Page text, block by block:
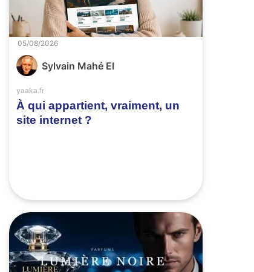
Sylvain Mahé EI
À qui appartient, vraiment, un
site internet ?
yaaka.fr
05/08/2026